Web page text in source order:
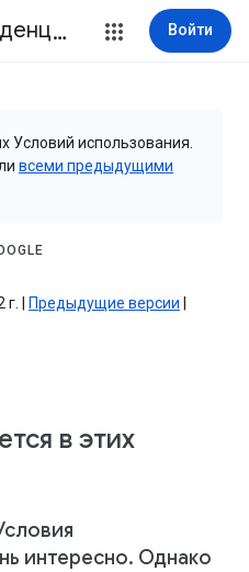
Политика конфиденциальности и Условия использования Войти
Условий использования.
всеми предыдущими
| Предыдущие версии
в этих
интересно. Однако